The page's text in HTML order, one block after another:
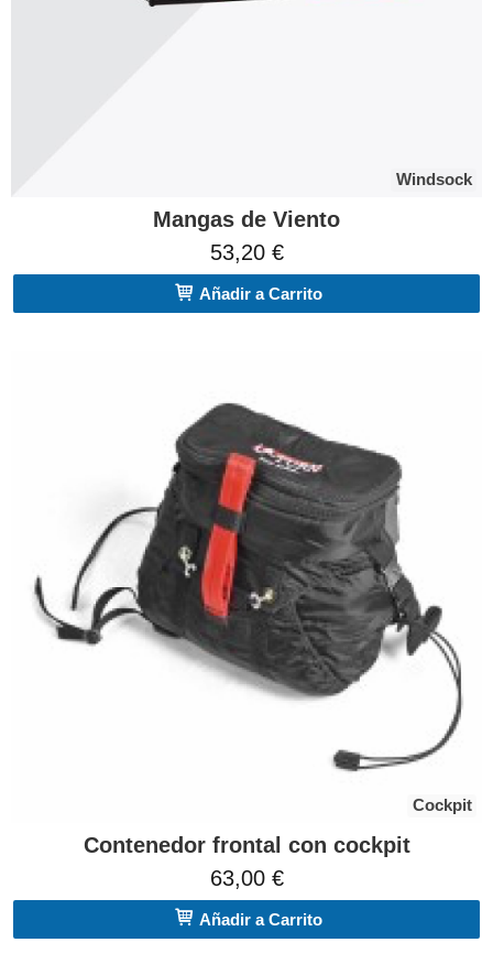
Windsock
Mangas de Viento
53,20 €
Añadir a Carrito
Cockpit
Contenedor frontal con cockpit
63,00 €
Añadir a Carrito